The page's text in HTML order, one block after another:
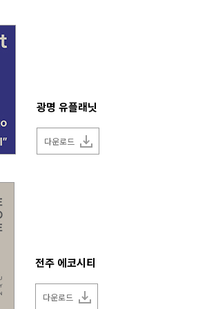
광명 유플래닛
다운로드
전주 에코시티
다운로드